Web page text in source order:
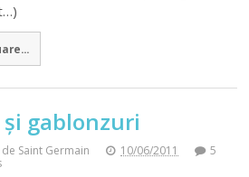
și gablonzuri
Saint Germain 10/06/2011
5